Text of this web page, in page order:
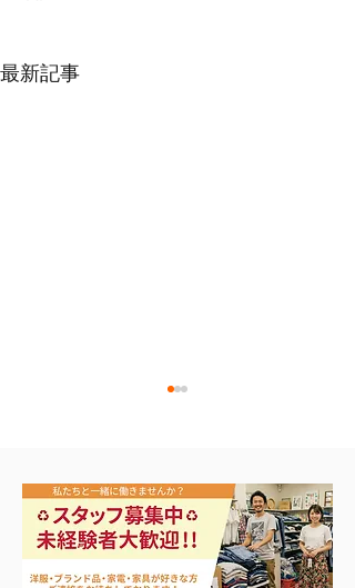
最新記事
バカラ シャンパングラ